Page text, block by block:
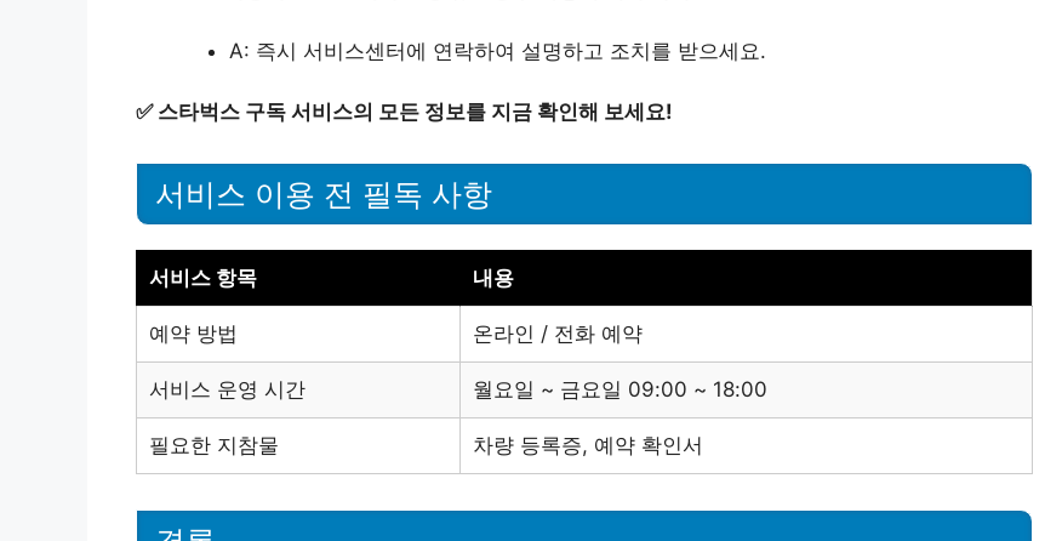
A: 즉시 서비스센터에 연락하여 설명하고 조치를 받으세요.
✅ 스타벅스 구독 서비스의 모든 정보를 지금 확인해 보세요!
서비스 이용 전 필독 사항
서비스 항목 내용
예약 방법 온라인 / 전화 예약
서비스 운영 시간 월요일 ~ 금요일 09:00 ~ 18:00
필요한 지참물 차량 등록증, 예약 확인서